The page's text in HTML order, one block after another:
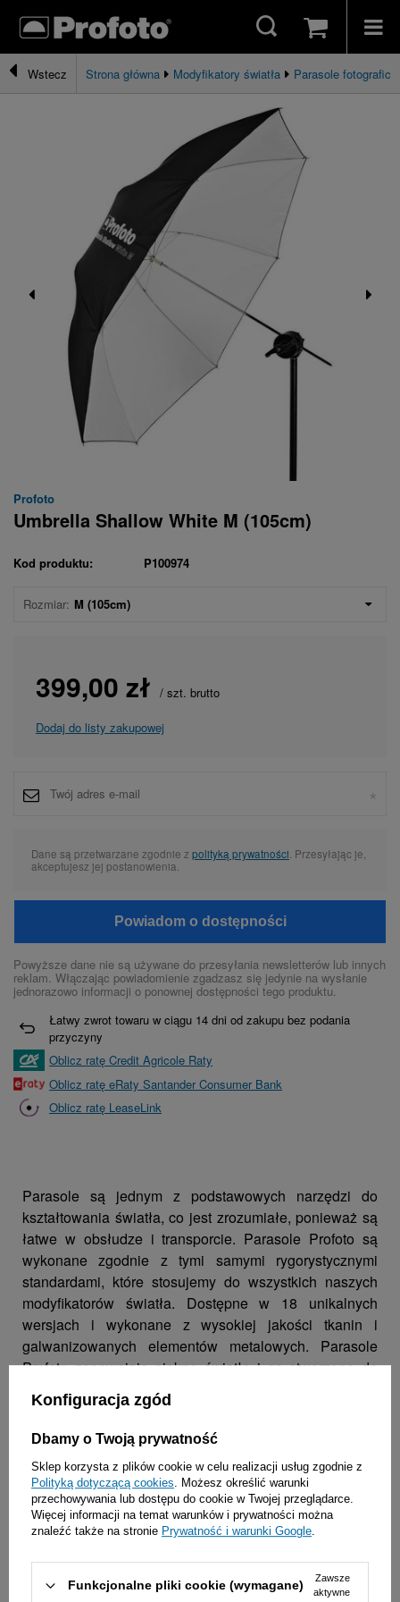
Wstecz Strona główna Modyfikatory światła Parasole
Profoto
Umbrella Shallow White M (105cm)
Kod produktu: P100974
Rozmiar: M (105cm)
399,00 zł / szt. brutto
Dodaj do listy zakupowej
Dane są przetwarzane zgodnie z polityką prywatności . Przesyłając je,
akceptujesz jej postanowienia.
Powiadom o dostępności
Powyższe dane nie są używane do przesyłania newsletterów lub innych
reklam. Włączając powiadomienie zgadzasz się jedynie na wysłanie
jednorazowo informacji o ponownej dostępności tego produktu.
Łatwy zwrot towaru w ciągu 14 dni od zakupu bez podania
przyczyny
Oblicz ratę Credit Agricole Raty
Oblicz ratę eRaty Santander Consumer Bank
Oblicz ratę LeaseLink
Parasole są jednym z podstawowych narzędzi do
kształtowania światła, co jest zrozumiałe, ponieważ są
łatwe w obsłudze i transporcie. Parasole Profoto są
wykonane zgodnie z tymi samymi rygorystycznymi
standardami, które stosujemy do wszystkich naszych
modyfikatorów światła. Dostępne w 18 unikalnych
wersjach i wykonane z wysokiej jakości tkanin i
galwanizowanych elementów metalowych. Parasole
Profoto zapewniają piękne światło i są stworzone do
wieloletniej eksploatacji.
Umbrella Shallow, mistrz mobilności i łatwości
użytkowania. Ten modyfikator, sprawdzi się gdy
potrzebujesz miękkiego światła o szerokim strumieniu.
Jest lekki i szybki w montażu, a po złożeniu zajmuje
bardzo mało miejsca w torbie. Parasol Shallow White
Konfiguracja zgód
Dbamy o Twoją prywatność
Sklep korzysta z plików cookie w celu realizacji usług zgodnie z
Polityką dotyczącą cookies. Możesz określić warunki
przechowywania lub dostępu do cookie w Twojej przeglądarce.
Więcej informacji na temat warunków i prywatności można
znaleźć także na stronie Prywatność i warunki Google.
Funkcjonalne pliki cookie (wymagane)
Zawsze
aktywne